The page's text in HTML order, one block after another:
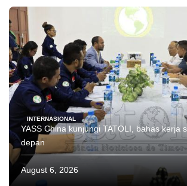
INTERNASIONAL
YASS China kunjungi TATOLI, bahas kerja
depan
August 6, 2026